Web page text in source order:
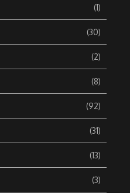
(1)
(30)
(2)
(8)
(92)
(31)
(13)
(3)